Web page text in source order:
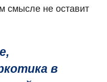
смысле не оставит
в